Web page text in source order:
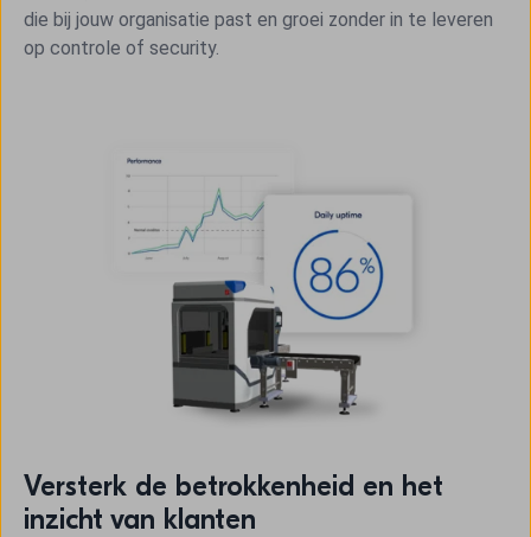
die bij jouw organisatie past en groei zonder in te leveren
op controle of security.
Versterk de betrokkenheid en het
inzicht van klanten